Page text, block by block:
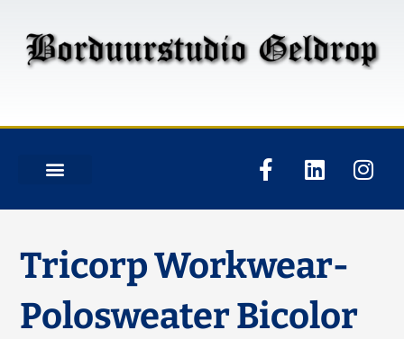
Tricorp Workwear-
Polosweater Bicolor